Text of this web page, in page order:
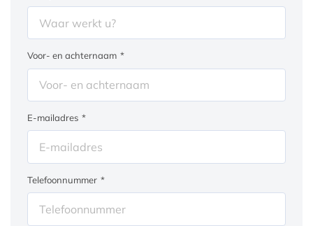
Voor- en achternaam *
E-mailadres *
Telefoonnummer *